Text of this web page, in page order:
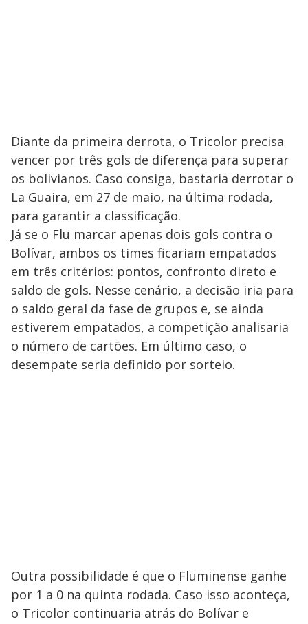
Diante da primeira derrota, o Tricolor precisa
vencer por três gols de diferença para superar
os bolivianos. Caso consiga, bastaria derrotar o
La Guaira, em 27 de maio, na última rodada,
para garantir a classificação.
Já se o Flu marcar apenas dois gols contra o
Bolívar, ambos os times ficariam empatados
em três critérios: pontos, confronto direto e
saldo de gols. Nesse cenário, a decisão iria para
o saldo geral da fase de grupos e, se ainda
estiverem empatados, a competição analisaria
o número de cartões. Em último caso, o
desempate seria definido por sorteio.
Outra possibilidade é que o Fluminense ganhe
por 1 a 0 na quinta rodada. Caso isso aconteça,
o Tricolor continuaria atrás do Bolívar e